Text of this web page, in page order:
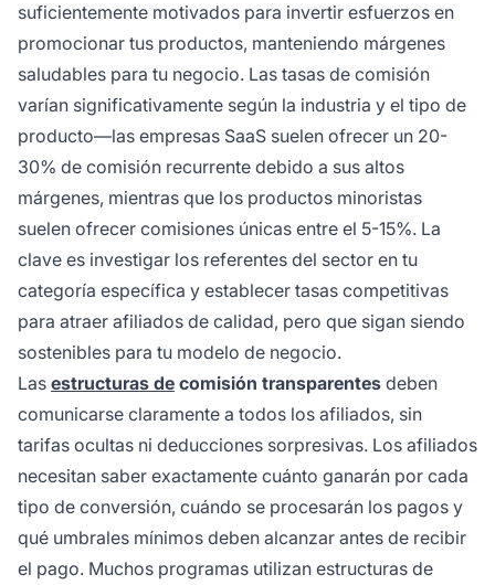
suficientemente motivados para invertir esfuerzos en
promocionar tus productos, manteniendo márgenes
saludables para tu negocio. Las tasas de comisión
varían significativamente según la industria y el tipo de
producto—las empresas SaaS suelen ofrecer un 20-
30% de comisión recurrente debido a sus altos
márgenes, mientras que los productos minoristas
suelen ofrecer comisiones únicas entre el 5-15%. La
clave es investigar los referentes del sector en tu
categoría específica y establecer tasas competitivas
para atraer afiliados de calidad, pero que sigan siendo
sostenibles para tu modelo de negocio.
Las estructuras de comisión transparentes deben
comunicarse claramente a todos los afiliados, sin
tarifas ocultas ni deducciones sorpresivas. Los afiliados
necesitan saber exactamente cuánto ganarán por cada
tipo de conversión, cuándo se procesarán los pagos y
qué umbrales mínimos deben alcanzar antes de recibir
el pago. Muchos programas utilizan estructuras de